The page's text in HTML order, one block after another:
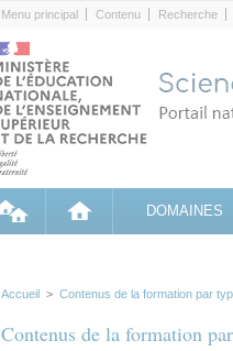
Menu principal Contenu Recherche
DOMAINES
Accueil > Contenus de la formation par
Contenus de la formation